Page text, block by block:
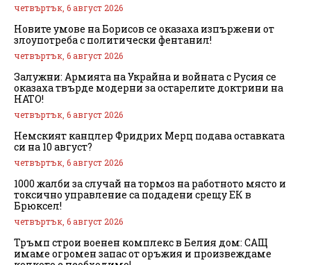
четвъртък, 6 август 2026
Новите умове на Борисов се оказаха изпържени от
злоупотреба с политически фентанил!
четвъртък, 6 август 2026
Залужни: Армията на Украйна и войната с Русия се
оказаха твърде модерни за остарелите доктрини на
НАТО!
четвъртък, 6 август 2026
Немският канцлер Фридрих Мерц подава оставката
си на 10 август?
четвъртък, 6 август 2026
1000 жалби за случай на тормоз на работното място и
токсично управление са подадени срещу ЕК в
Брюксел!
четвъртък, 6 август 2026
Тръмп строи военен комплекс в Белия дом: САЩ
имаме огромен запас от оръжия и произвеждаме